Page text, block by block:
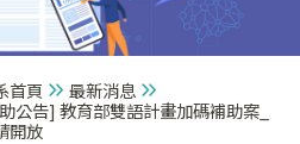
首頁
最新消息
公告] 教育部雙語計畫加碼補助案_
開放